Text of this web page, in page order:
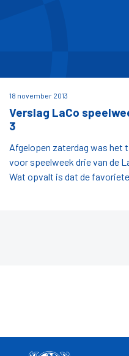
18 november 2013
Verslag LaCo
3
Afgelopen zaterdag was het
voor speelweek drie van de
Wat opvalt is dat de
voorafgaande aan de